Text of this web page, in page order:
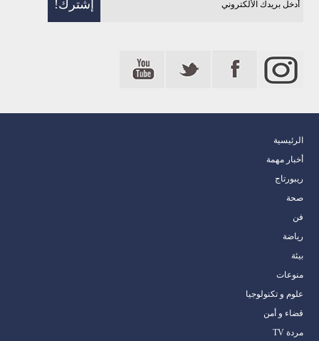
الرئيسية
أخبار مهمة
ريبورتاج
صحة
فن
رياضة
بيئة
منوعات
علوم و تكنولوجيا
قضاء و أمن
مردة TV